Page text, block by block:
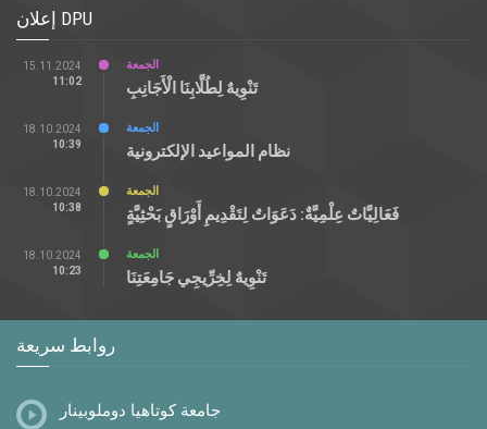
إعلان DPU
15.11.2024
11:02
الجمعة
تَنْوِيهٌ لِطُلَّابِنَا الْأَجَانِبِ
18.10.2024
10:39
الجمعة
نظام المواعيد الإلكترونية
18.10.2024
10:38
الجمعة
فَعَالِيَّاتٌ عِلْمِيَّةٌ: دَعَوَاتٌ لِتَقْدِيمِ أَوْرَاقٍ بَحْثِيَّةٍ
18.10.2024
10:23
الجمعة
تَنْوِيهٌ لِخِرِّيجِي جَامِعَتِنَا
روابط سريعة
جامعة كوتاهيا دوملوبينار